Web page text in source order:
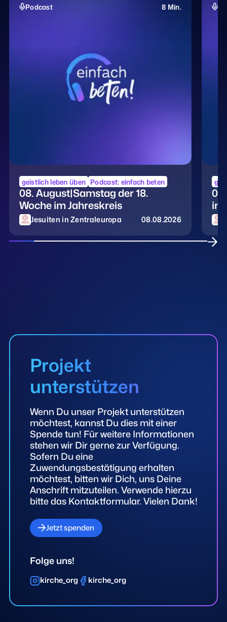
Podcast 8 Min.
geistlich leben üben Podcast: einfach beten
08. August|Samstag der 18.
Woche im Jahreskreis
Jesuiten in Zentraleuropa 08.08.2026
im
Projekt
unterstützen
Wenn Du unser Projekt unterstützen
möchtest, kannst Du dies mit einer
Spende tun! Für weitere Informationen
stehen wir Dir gerne zur Verfügung.
Sofern Du eine
Zuwendungsbestätigung erhalten
möchtest, bitten wir Dich, uns Deine
Anschrift mitzuteilen. Verwende hierzu
bitte das Kontaktformular. Vielen Dank!
Jetzt spenden
Folge uns!
kirche_org kirche_org